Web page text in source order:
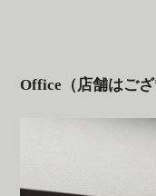
Office（店舗はござ